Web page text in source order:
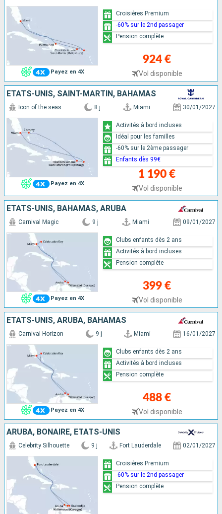
Payez en 4X
924 €
Vol disponible
Croisières Premium
-60% sur le 2nd passager
Pension complète
ÉTATS-UNIS, SAINT-MARTIN, BAHAMAS
Payez en 4X
Icon of the seas 8 j Miami 30/01/2027
1 190 €
Vol disponible
Activités à bord incluses
Idéal pour les familles
-60% sur le 2ème passager
Enfants dès 99€
ÉTATS-UNIS, BAHAMAS, ARUBA
Payez en 4X
Carnival Magic 9 j Miami 09/01/2027
399 €
Vol disponible
Clubs enfants dès 2 ans
Activités à bord incluses
Pension complète
ÉTATS-UNIS, ARUBA, BAHAMAS
Payez en 4X
Carnival Horizon 9 j Miami 16/01/2027
488 €
Vol disponible
Clubs enfants dès 2 ans
Activités à bord incluses
Pension complète
ARUBA, BONAIRE, ÉTATS-UNIS
Celebrity Silhouette 9 j Fort Lauderdale 02/01/2027
Croisières Premium
-60% sur le 2nd passager
Pension complète